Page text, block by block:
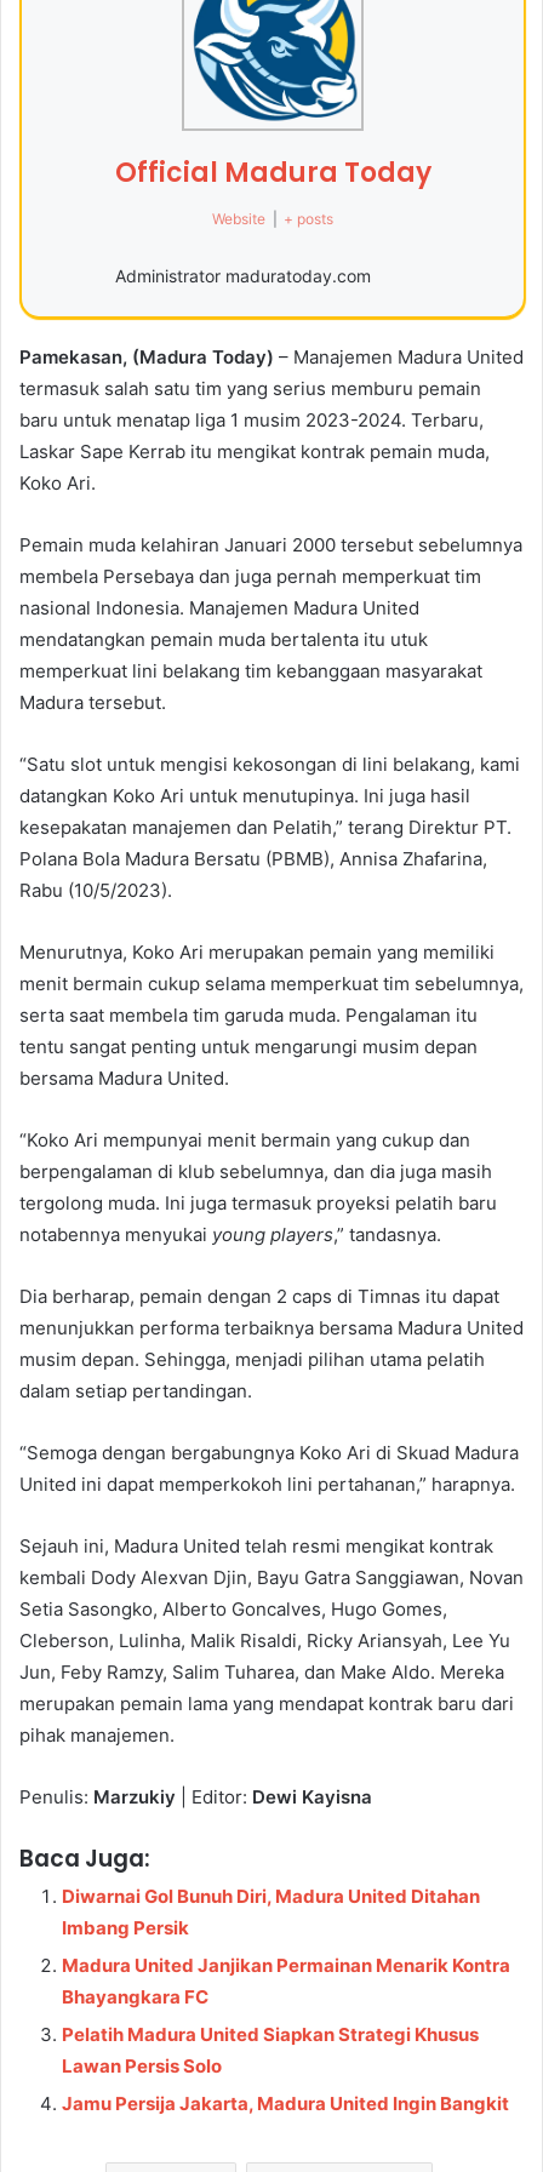
Official Madura Today
Website + posts
Administrator maduratoday.com
Pamekasan, (Madura Today) – Manajemen Madura United
termasuk salah satu tim yang serius memburu pemain
baru untuk menatap liga 1 musim 2023-2024. Terbaru,
Laskar Sape Kerrab itu mengikat kontrak pemain muda,
Koko Ari.
Pemain muda kelahiran Januari 2000 tersebut sebelumnya
membela Persebaya dan juga pernah memperkuat tim
nasional Indonesia. Manajemen Madura United
mendatangkan pemain muda bertalenta itu utuk
memperkuat lini belakang tim kebanggaan masyarakat
Madura tersebut.
“Satu slot untuk mengisi kekosongan di lini belakang, kami
datangkan Koko Ari untuk menutupinya. Ini juga hasil
kesepakatan manajemen dan Pelatih,” terang Direktur PT.
Polana Bola Madura Bersatu (PBMB), Annisa Zhafarina,
Rabu (10/5/2023).
Menurutnya, Koko Ari merupakan pemain yang memiliki
menit bermain cukup selama memperkuat tim sebelumnya,
serta saat membela tim garuda muda. Pengalaman itu
tentu sangat penting untuk mengarungi musim depan
bersama Madura United.
“Koko Ari mempunyai menit bermain yang cukup dan
berpengalaman di klub sebelumnya, dan dia juga masih
tergolong muda. Ini juga termasuk proyeksi pelatih baru
notabennya menyukai young players,” tandasnya.
Dia berharap, pemain dengan 2 caps di Timnas itu dapat
menunjukkan performa terbaiknya bersama Madura United
musim depan. Sehingga, menjadi pilihan utama pelatih
dalam setiap pertandingan.
“Semoga dengan bergabungnya Koko Ari di Skuad Madura
United ini dapat memperkokoh lini pertahanan,” harapnya.
Sejauh ini, Madura United telah resmi mengikat kontrak
kembali Dody Alexvan Djin, Bayu Gatra Sanggiawan, Novan
Setia Sasongko, Alberto Goncalves, Hugo Gomes,
Cleberson, Lulinha, Malik Risaldi, Ricky Ariansyah, Lee Yu
Jun, Feby Ramzy, Salim Tuharea, dan Make Aldo. Mereka
merupakan pemain lama yang mendapat kontrak baru dari
pihak manajemen.
Penulis: Marzukiy | Editor: Dewi Kayisna
Baca Juga:
Diwarnai Gol Bunuh Diri, Madura United Ditahan
Imbang Persik
Madura United Janjikan Permainan Menarik Kontra
Bhayangkara FC
Pelatih Madura United Siapkan Strategi Khusus
Lawan Persis Solo
Jamu Persija Jakarta, Madura United Ingin Bangkit